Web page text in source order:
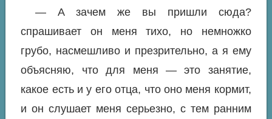
— А зачем же вы пришли сюда?
спрашивает он меня тихо, но немножко
грубо, насмешливо и презрительно, а я ему
объясняю, что для меня — это занятие,
какое есть и у его отца, что оно меня кормит,
и он слушает меня серьезно, с тем ранним